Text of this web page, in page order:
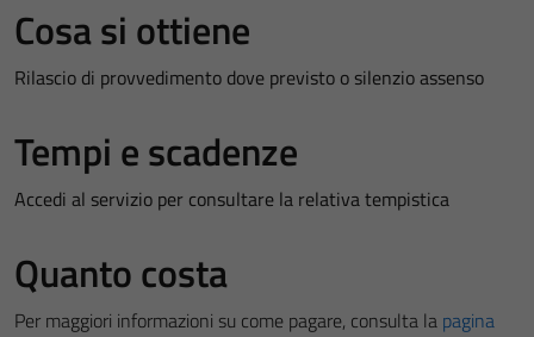
Cosa si ottiene
Rilascio di provvedimento dove previsto o silenzio assenso
Tempi e scadenze
Accedi al servizio per consultare la relativa tempistica
Quanto costa
Per maggiori informazioni su come pagare, consulta la pagina